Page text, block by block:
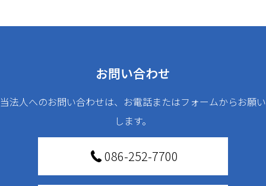
お問い合わせ
当法人へのお問い合わせは、お電話またはフォームからお願い
します。
086-252-7700